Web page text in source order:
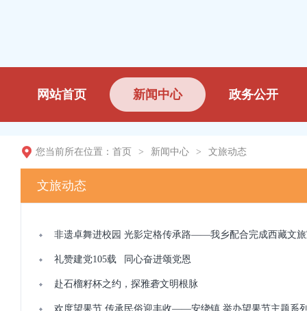
网站首页 新闻中心 政务公开
您当前所在位置： 首页 > 新闻中心 > 文旅动态
文旅动态
非遗卓舞进校园 光影定格传承路——我乡配合完成西藏文
礼赞建党105载 同心奋进颂党恩
赴石榴籽杯之约，探雅砻文明根脉
欢度望果节 传承民俗迎丰收——安绕镇 举办望果节主题系